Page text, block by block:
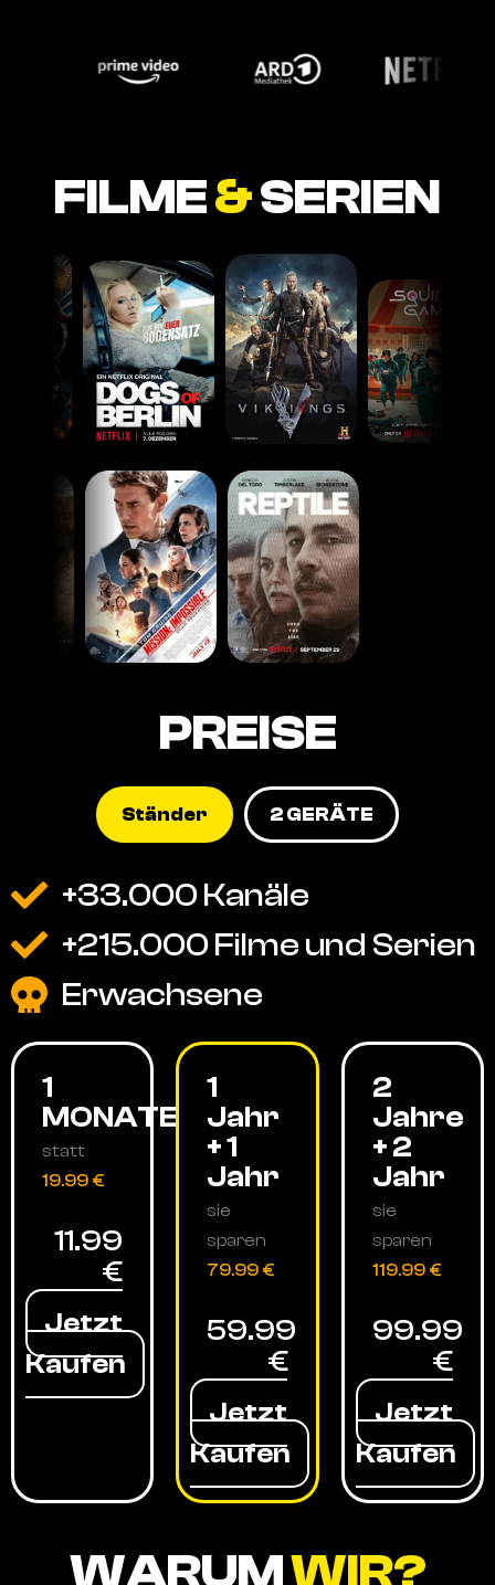
FILME&SERIEN
PREISE
Ständer 2 GERÄTE
+33.000 Kanäle
+215.000 Filme und Serien
Erwachsene
1
MONATE
statt
19.99 €
11.99
€
Jetzt
Kaufen
1
Jahr
+ 1
Jahr
sie
sparen
79.99 €
59.99
€
Jetzt
Kaufen
2
Jahre
+ 2
Jahr
sie
sparen
119.99 €
99.99
€
Jetzt
Kaufen
WARUMWIR?